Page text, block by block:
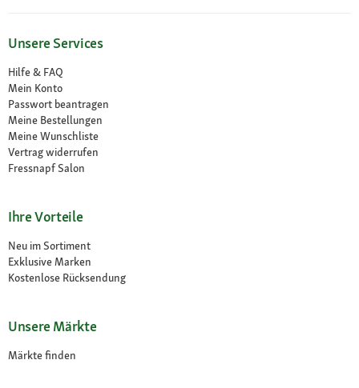
Unsere Services
Hilfe & FAQ
Mein Konto
Passwort beantragen
Meine Bestellungen
Meine Wunschliste
Vertrag widerrufen
Fressnapf Salon
Ihre Vorteile
Neu im Sortiment
Exklusive Marken
Kostenlose Rücksendung
Unsere Märkte
Märkte finden